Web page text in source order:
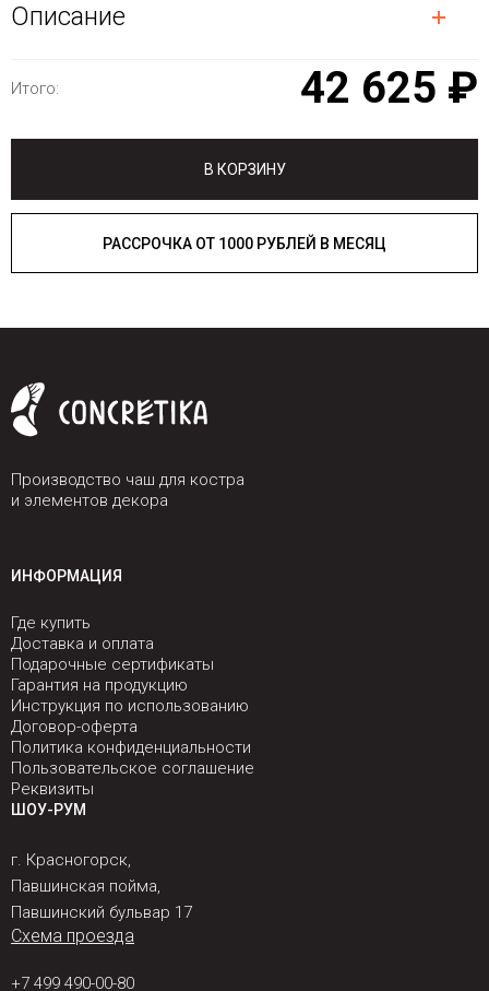
Описание
Итого: 42 625 ₽
В КОРЗИНУ
РАССРОЧКА ОТ 1000 РУБЛЕЙ В МЕСЯЦ
Производство чаш для костра
и элементов декора
ИНФОРМАЦИЯ
Где купить
Доставка и оплата
Подарочные сертификаты
Гарантия на продукцию
Инструкция по использованию
Договор-оферта
Политика конфиденциальности
Пользовательское соглашение
Реквизиты
ШОУ-РУМ
г. Красногорск,
Павшинская пойма,
Павшинский бульвар 17
Схема проезда
+7 499 490-00-80